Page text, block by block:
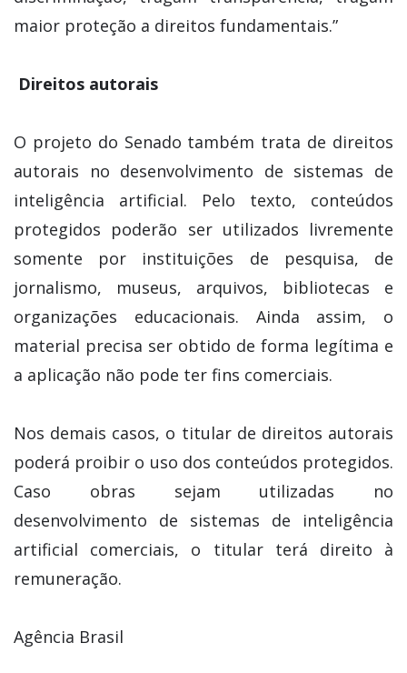
maior proteção a direitos fundamentais.”
Direitos autorais
O projeto do Senado também trata de direitos
autorais no desenvolvimento de sistemas de
inteligência artificial. Pelo texto, conteúdos
protegidos poderão ser utilizados livremente
somente por instituições de pesquisa, de
jornalismo, museus, arquivos, bibliotecas e
organizações educacionais. Ainda assim, o
material precisa ser obtido de forma legítima e
a aplicação não pode ter fins comerciais.
Nos demais casos, o titular de direitos autorais
poderá proibir o uso dos conteúdos protegidos.
Caso obras sejam utilizadas no
desenvolvimento de sistemas de inteligência
artificial comerciais, o titular terá direito à
remuneração.
Agência Brasil